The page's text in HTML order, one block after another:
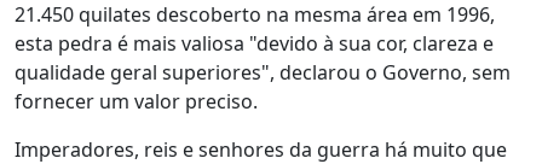
21.450 quilates descoberto na mesma área em 1996,
esta pedra é mais valiosa "devido à sua cor, clareza e
qualidade geral superiores", declarou o Governo, sem
fornecer um valor preciso.
Imperadores, reis e senhores da guerra há muito que